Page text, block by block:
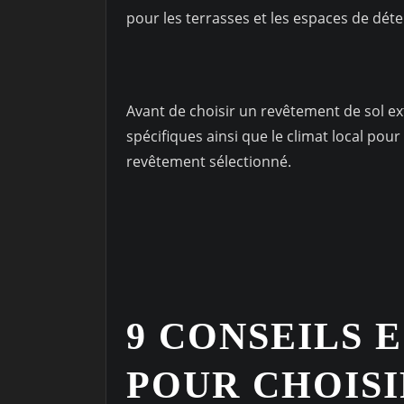
pour les terrasses et les espaces de
Avant de choisir un revêtement de sol
spécifiques ainsi que le climat local
revêtement sélectionné.
9 CONSEILS
POUR